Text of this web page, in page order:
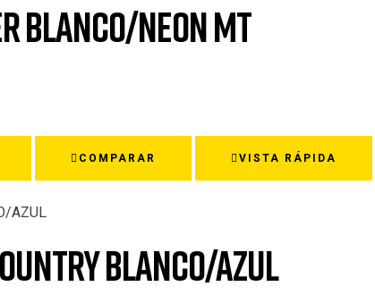
BLANCO/NEON MT
COMPARAR VISTA RÁPIDA
BLANCO/AZUL